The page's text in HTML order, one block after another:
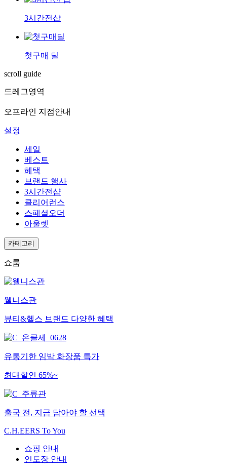
3시간전샵
첫구매 딜
scroll guide
드레그영역
오프라인 지점안내
설정
세일
베스트
혜택
브랜드 행사
3시간전샵
클리어런스
스페셜오더
아울렛
카테고리
쇼룸
웰니스관
뷰티&헬스 브랜드 다양한 혜택
유통기한 임박 화장품 특가
최대할인 65%~
출국 전, 지금 담아야 할 선택
C.H.EERS To You
쇼핑 안내
인도장 안내